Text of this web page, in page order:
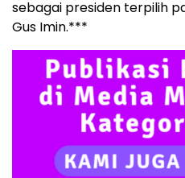
sebagai presiden terpilih
Gus Imin.***